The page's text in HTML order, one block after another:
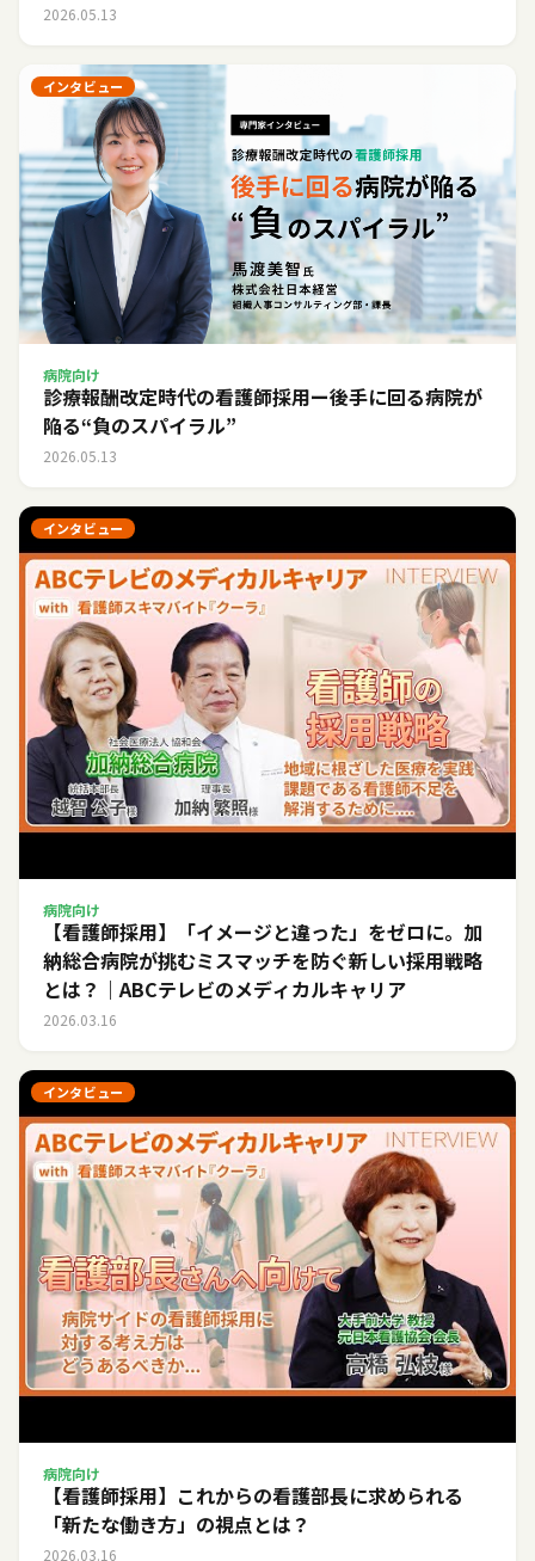
2026.05.13
インタビュー
病院向け
診療報酬改定時代の看護師採用ー後手に回る病院が
陥る“負のスパイラル”
2026.05.13
インタビュー
病院向け
【看護師採用】「イメージと違った」をゼロに。加
納総合病院が挑むミスマッチを防ぐ新しい採用戦略
とは？｜ABCテレビのメディカルキャリア
2026.03.16
インタビュー
病院向け
【看護師採用】これからの看護部長に求められる
「新たな働き方」の視点とは？
2026.03.16